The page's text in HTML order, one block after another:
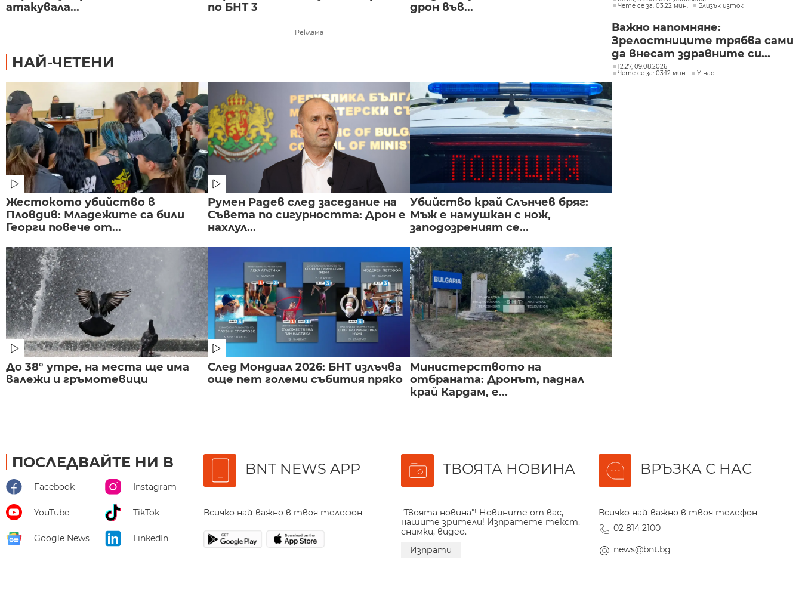
атакувала...
по БНТ 3
дрон във...
Реклама
НАЙ-ЧЕТЕНИ
Жестокото убийство в
Пловдив: Младежите са били
Георги повече от...
Румен Радев след заседание на
Съвета по сигурността: Дрон е
нахлул...
Убийство край Слънчев бряг:
Мъж е намушкан с нож,
заподозреният се...
До 38° утре, на места ще има
валежи и гръмотевици
След Мондиал 2026: БНТ излъчва
още пет големи събития пряко
Министерството на
отбраната: Дронът, паднал
край Кардам, е...
Чете се за: 03:22 мин.
Близък изток
Важно напомняне:
Зрелостниците трябва сами
да внесат здравните си...
12:27, 09.08.2026
Чете се за: 03:12 мин.
У нас
ПОСЛЕДВАЙТЕ НИ В
Facebook Instagram
YouTube TikTok
Google News LinkedIn
BNT NEWS APP
Всичко най-важно в твоя телефон
ТВОЯТА НОВИНА
"Твоята новина"! Новините от вас,
нашите зрители! Изпратете текст,
снимки, видео.
Изпрати
ВРЪЗКА С НАС
Всичко най-важно в твоя телефон
02 814 2100
news@bnt.bg